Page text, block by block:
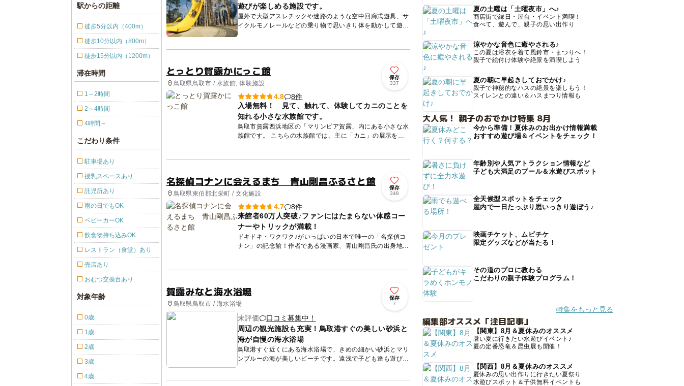
遊びが楽しめる施設です。
屋外で大型アスレチックや迷路のような空中回廊式遊具、サ
イクルモノレールなどの乗り物で思いきり体を動かして遊ん
だり、木のおもちゃなどを作れる木工工房、陶芸やねんど工
とっとり賀露かにっこ館
鳥取県鳥取市 / 水族館, 体験施設
保存
337
4.8
8件
入場無料！ 見て、触れて、体験してカニのことを
知れる小さな水族館です。
鳥取市賀露西浜地区の「マリンピア賀露」内にある小さな水
族館です。 こちらの水族館では、主に「カニ」の展示を行
名探偵コナンに会えるまち 青山剛昌ふるさと館
鳥取県東伯郡北栄町 / 文化施設
保存
348
4.7
8件
来館者60万人突破♪ファンにはたまらない体感コー
ナーやトリックが満載！
ドキドキ・ワクワク♪がいっぱいの日本で唯一の「名探偵コ
ナン」の記念館！作者である漫画家、青山剛昌氏の出身地に
賀露みなと海水浴場
鳥取県鳥取市 / 海水浴場
保存
7
未評価
口コミ募集中！
周辺の観光施設も充実！鳥取港すぐの美しい砂浜と
海が自慢の海水浴場
鳥取港すぐ近くにある海水浴場で、きめの細かい砂浜とマリ
ンブルーの海が美しいビーチです。遠浅で子ども達も遊びや
すく、家族連れに人気のスポットとなっています。 また海
駅からの距離
徒歩5分以内（400m）
徒歩10分以内（800m）
徒歩15分以内（1200m）
滞在時間
1～2時間
2～4時間
4時間～
こだわり条件
駐車場あり
授乳スペースあり
託児所あり
雨の日でもOK
ベビーカーOK
飲食物持ち込みOK
レストラン（食堂）あり
売店あり
おむつ交換台あり
対象年齢
0歳
1歳
2歳
3歳
4歳
夏の土曜は「土曜夜市」へ♪
商店街で縁日・屋台・イベント満喫！
食べて、遊んで、親子の思い出作り
涼やかな音色に癒やされる♪
この夏は浴衣を着て風鈴市・まつりへ！
親子で絵付け体験や絶景を満喫しよう
夏の朝に早起きしておでかけ♪
親子で神秘的なハスの絶景を楽しもう！
スイレンとの違い＆ハスまつり情報も
大人気！ 親子のおでかけ特集 8月
今から準備！夏休みのお出かけ情報満載
おすすめ遊び場＆イベントをチェック！
年齢別や人気アトラクション情報など
子ども大満足のプール＆水遊びスポット
全天候型スポットをチェック
屋内で一日たっぷり思いっきり遊ぼう♪
映画チケット、ムビチケ
限定グッズなどが当たる！
その道のプロに教わる
こだわりの親子体験プログラム！
特集をもっと見る
編集部オススメ「注目記事」
【関東】8月＆夏休みのオススメ
暑い夏に行きたい水遊びイベント♪
夏の定番恐竜＆昆虫展も開催！
【関西】8月＆夏休みのオススメ
夏休みの思い出作りに行きたい夏祭り
水遊びスポット＆子供無料イベントも